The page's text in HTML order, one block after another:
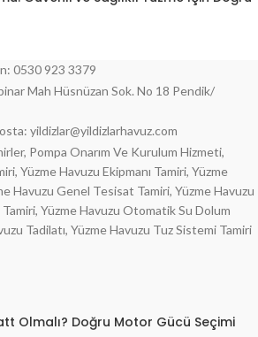
0530 923 3379
Mah Hüsnüzan Sok. No 18 Pendik/
yildizlar@yildizlarhavuz.com
Pompa Onarım Ve Kurulum Hizmeti,
Yüzme Havuzu Ekipmanı Tamiri, Yüzme
Havuzu Genel Tesisat Tamiri, Yüzme Havuzu
Yüzme Havuzu Otomatik Su Dolum
Tadilatı, Yüzme Havuzu Tuz Sistemi Tamiri
Olmalı? Doğru Motor Gücü Seçimi